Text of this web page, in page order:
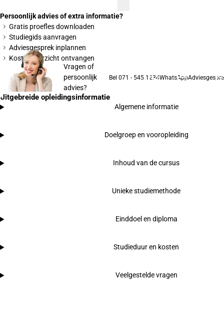
Persoonlijk advies of extra informatie?
Gratis proefles downloaden
Studiegids aanvragen
Adviesgesprek inplannen
Kostenoverzicht ontvangen
Vragen of
persoonlijk
advies?
Bel 071 - 545 1234WhatsApp
Uitgebreide opleidingsinformatie
Algemene informatie
Doelgroep en vooropleiding
Inhoud van de cursus
Unieke studiemethode
Einddoel en diploma
Studieduur en kosten
Veelgestelde vragen